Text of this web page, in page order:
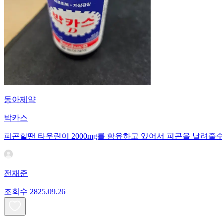
동아제약
박카스
피곤할땐 타우린이 2000mg를 함유하고 있어서 피곤을 날려
전재준
조회수 2825.09.26